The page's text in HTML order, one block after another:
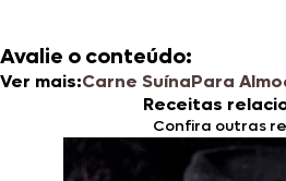
Avalie o conteúdo:
Ver mais:Carne SuínaPara
Receitas
Confira outras